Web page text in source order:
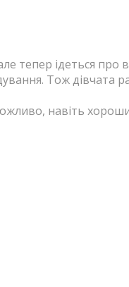
тепер ідеться про
Тож дівчата
навіть